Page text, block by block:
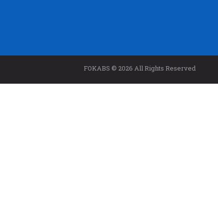
FOKABS © 2026 All Rights Reserved